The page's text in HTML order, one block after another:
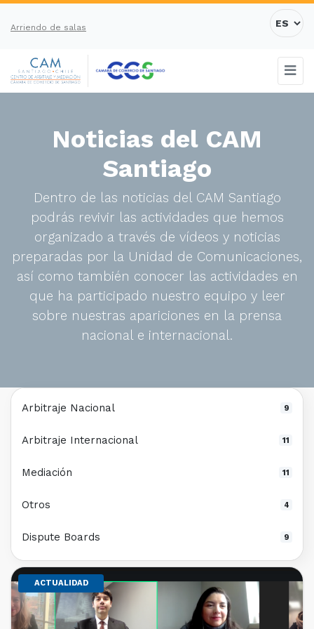
Arriendo de salas
Noticias del CAM
Santiago
Dentro de las noticias del CAM Santiago
podrás revivir las actividades que hemos
organizado a través de vídeos y noticias
preparadas por la Unidad de Comunicaciones,
así como también conocer las actividades en
que ha participado nuestro equipo y leer
sobre nuestras apariciones en la prensa
nacional e internacional.
ACTUALIDAD
Arbitraje Nacional 9
Arbitraje Internacional 11
Mediación 11
Otros 4
Dispute Boards 9